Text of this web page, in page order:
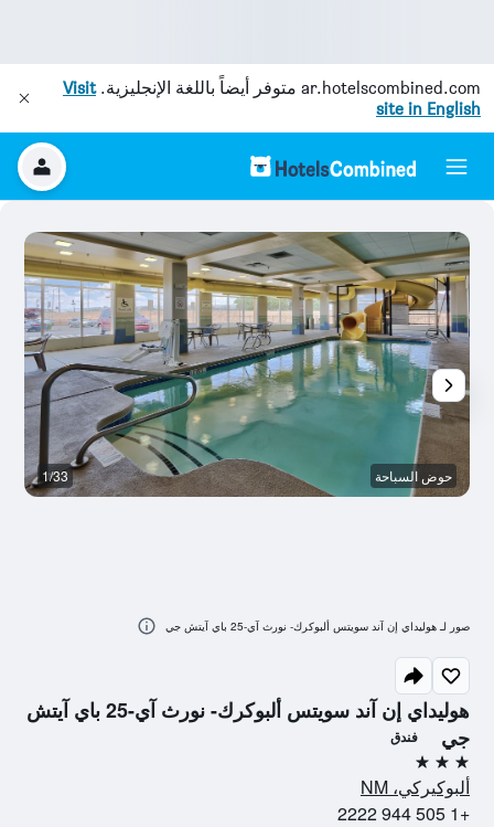
ar.hotelscombined.com متوفر أيضاً باللغة الإنجليزية.Visit
site in English
هوليداي إن آند سويتس ألبوكرك- نورث آي-25 باي آيتش
جي
فندق
3 نجوم
ألبوكيركي، NM
+1 505 944 2222
حوض السباحة 1/33
صور لـ هوليداي إن آند سويتس ألبوكرك- نورث آي-25 باي آيتش جي